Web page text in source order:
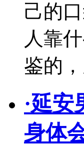
己的
人靠
鉴的
·延安
身体